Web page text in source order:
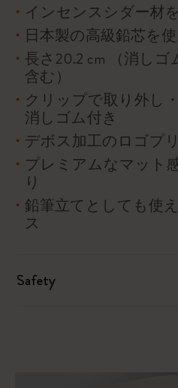
インセンスシダー材
日本製の高級鉛芯を
長さ20.2 cm （消し
含む）
クリップで取り外し
消しゴム付き
デボス加工のロゴプ
プレミアムなマット
り
鉛筆立てとしても使
ス
Safety